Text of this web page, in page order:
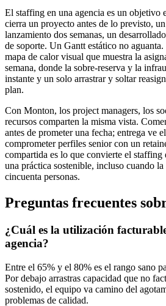
El staffing en una agencia es un objetivo
cierra un proyecto antes de lo previsto,
lanzamiento dos semanas, un
de soporte. Un Gantt estático no
mapa de calor visual que muestra la
semana, donde la sobre-reserva y la
instante y un solo arrastrar y soltar
plan.
Con Monton, los project managers, los
recursos comparten la misma vista.
antes de prometer una fecha; entrega ve
comprometer perfiles senior con un
compartida es lo que convierte el staffing
una práctica sostenible, incluso cuando
cincuenta personas.
Preguntas frecuentes
¿Cuál es la utilización
agencia?
Entre el 65% y el 80% es el rango sano
Por debajo arrastras capacidad que no
sostenido, el equipo va camino del
problemas de calidad.